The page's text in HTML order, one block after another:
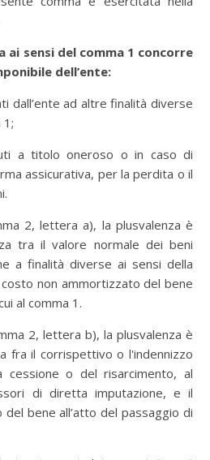
ai sensi del comma 1 concorre
dell’ente:
dall’ente ad altre finalità diverse
1;
a titolo oneroso o in caso di
assicurativa, per la perdita o il
2, lettera a), la plusvalenza è
tra il valore normale dei beni
a finalità diverse ai sensi della
non ammortizzato del bene
al comma 1.
2, lettera b), la plusvalenza è
fra il corrispettivo o l'indennizzo
cessione o del risarcimento, al
di diretta imputazione, e il
bene all’atto del passaggio di